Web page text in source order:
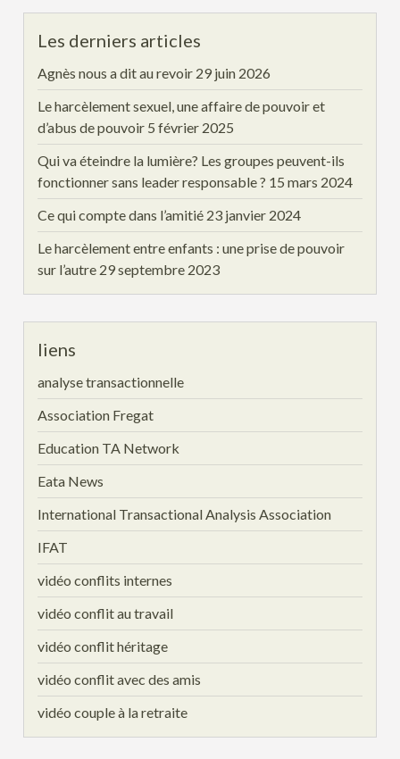
Les derniers articles
Agnès nous a dit au revoir 29 juin 2026
Le harcèlement sexuel, une affaire de pouvoir et
d’abus de pouvoir 5 février 2025
Qui va éteindre la lumière? Les groupes peuvent-ils
fonctionner sans leader responsable ? 15 mars 2024
Ce qui compte dans l’amitié 23 janvier 2024
Le harcèlement entre enfants : une prise de pouvoir
sur l’autre 29 septembre 2023
liens
analyse transactionnelle
Association Fregat
Education TA Network
Eata News
International Transactional Analysis Association
IFAT
vidéo conflits internes
vidéo conflit au travail
vidéo conflit héritage
vidéo conflit avec des amis
vidéo couple à la retraite